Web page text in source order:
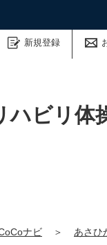
新規登録
ハビリ体
ナビ ＞ あさひ